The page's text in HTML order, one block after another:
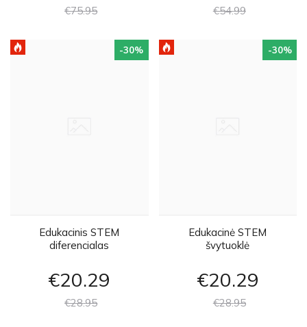
€7595 €5499
-30%
Edukacinis STEM
diferencialas
€20 29
€2895
-30%
Edukacinė STEM
švytuoklė
€20 29
€2895